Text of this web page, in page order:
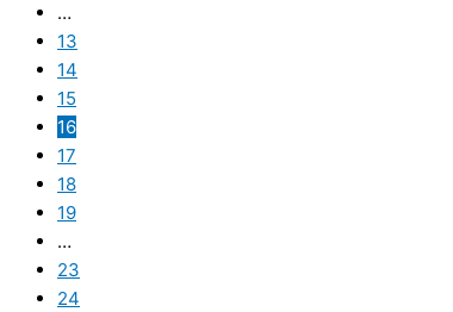
…
13
14
15
16
17
18
19
…
23
24